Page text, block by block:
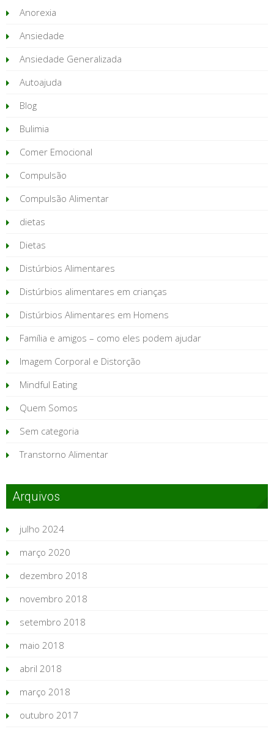
Anorexia
Ansiedade
Ansiedade Generalizada
Autoajuda
Blog
Bulimia
Comer Emocional
Compulsão
Compulsão Alimentar
dietas
Dietas
Distúrbios Alimentares
Distúrbios alimentares em crianças
Distúrbios Alimentares em Homens
Família e amigos – como eles podem ajudar
Imagem Corporal e Distorção
Mindful Eating
Quem Somos
Sem categoria
Transtorno Alimentar
Arquivos
julho 2024
março 2020
dezembro 2018
novembro 2018
setembro 2018
maio 2018
abril 2018
março 2018
outubro 2017